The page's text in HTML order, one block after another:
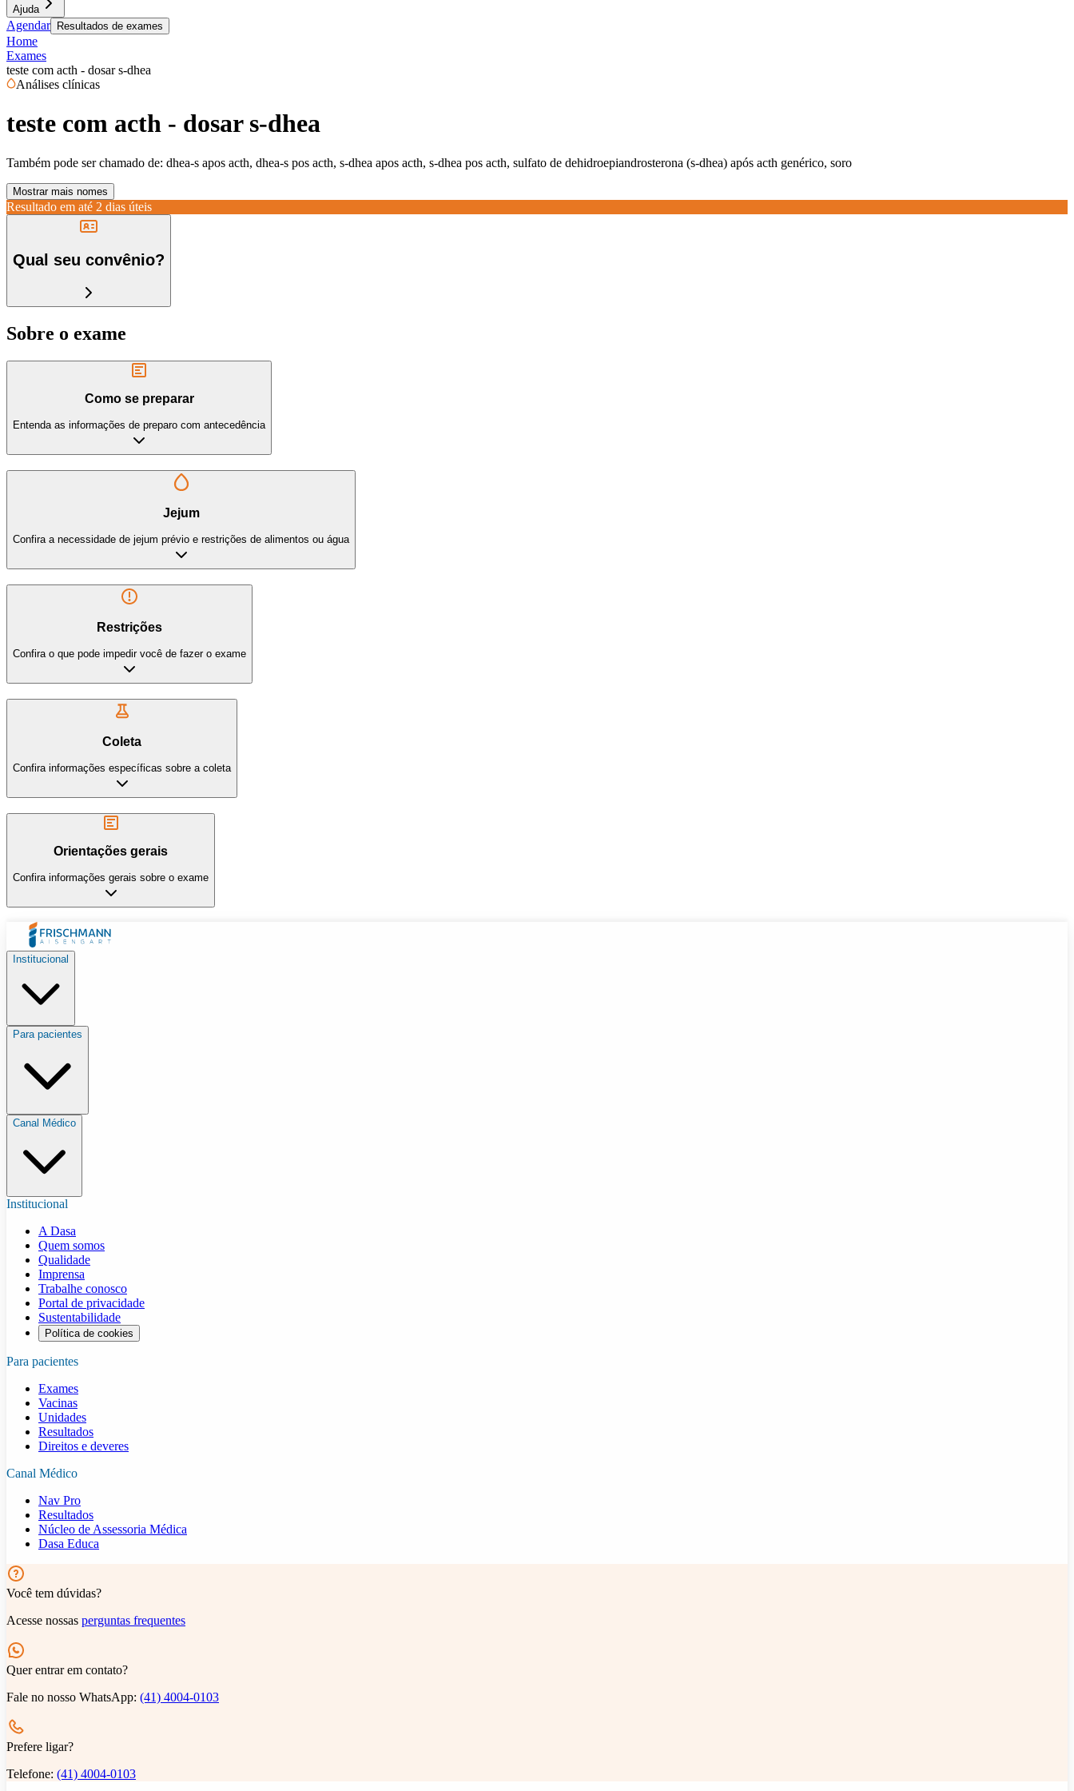
Ajuda
Agendar Resultados de exames
Home
Exames
teste com acth - dosar s-dhea
Análises clínicas
teste com acth - dosar s-dhea
Também pode ser chamado de: dhea-s apos acth, dhea-s pos acth, s-dhea apos acth, s-dhea pos acth, sulfato de dehidroepiandrosterona (s-dhea) após acth genérico, soro
Mostrar mais nomes
Resultado em até 2 dias úteis
Qual seu convênio?
Sobre o exame
Como se preparar
Entenda as informações de preparo com antecedência
Jejum
Confira a necessidade de jejum prévio e restrições de alimentos ou água
Restrições
Confira o que pode impedir você de fazer o exame
Coleta
Confira informações específicas sobre a coleta
Orientações gerais
Confira informações gerais sobre o exame
Institucional
Para pacientes
Canal Médico
Institucional
A Dasa
Quem somos
Qualidade
Imprensa
Trabalhe conosco
Portal de privacidade
Sustentabilidade
Política de cookies
Para pacientes
Exames
Vacinas
Unidades
Resultados
Direitos e deveres
Canal Médico
Nav Pro
Resultados
Núcleo de Assessoria Médica
Dasa Educa
Você tem dúvidas?
Acesse nossas perguntas frequentes
Quer entrar em contato?
Fale no nosso WhatsApp: (41) 4004-0103
Prefere ligar?
Telefone: (41) 4004-0103